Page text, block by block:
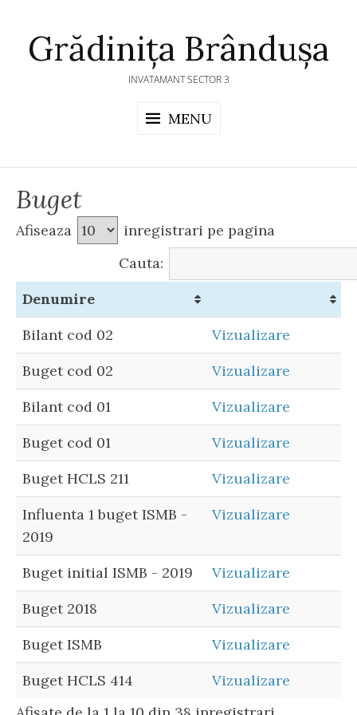
contentGrădinița Brândușa
INVATAMANT SECTOR 3
MENU
Buget
Afiseaza
inregistrari pe pagina
Cauta:
Denumire
Bilant cod 02
Vizualizare
Buget cod 02
Vizualizare
Bilant cod 01
Vizualizare
Buget cod 01
Vizualizare
Buget HCLS 211
Vizualizare
Influenta 1 buget ISMB -
2019
Vizualizare
Buget initial ISMB - 2019
Vizualizare
Buget 2018
Vizualizare
Buget ISMB
Vizualizare
Buget HCLS 414
Vizualizare